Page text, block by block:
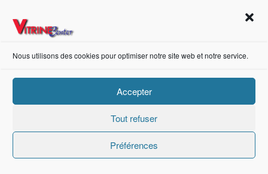
Nous utilisons des cookies pour optimiser notre site web et notre service.
Accepter
Tout refuser
Préférences
https://fr-fr.facebook.com/pages/category/Metal-Supplier/Vitrine-Center-1847745018840053/